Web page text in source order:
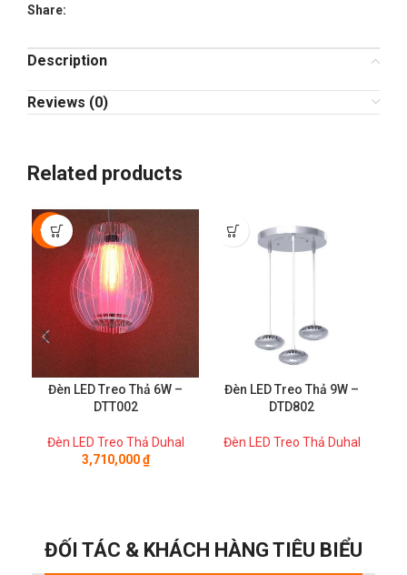
Share:
Description
Reviews (0)
Related products
-50%
Đèn LED Treo Thả 6W –
DTT002
Đèn LED Treo Thả Duhal
3,710,000₫
Đèn LED Treo Thả 9W –
DTD802
Đèn LED Treo Thả Duhal
ĐỐI TÁC & KHÁCH HÀNG TIÊU BIỂU